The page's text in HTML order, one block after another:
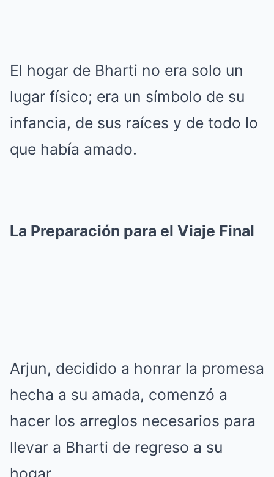
El hogar de Bharti no era solo un
lugar físico; era un símbolo de su
infancia, de sus raíces y de todo lo
que había amado.
La Preparación para el Viaje Final
Arjun, decidido a honrar la promesa
hecha a su amada, comenzó a
hacer los arreglos necesarios para
llevar a Bharti de regreso a su
hogar.